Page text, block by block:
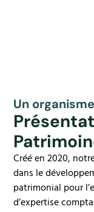
Un
Créé en 2020,
dans le
patrimonial pour
d’expertise